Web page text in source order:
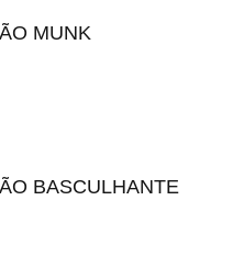
MUNK
BASCULHANTE